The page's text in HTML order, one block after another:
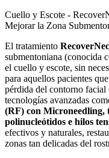
Cuello y Escote -
Mejorar la Zona
El tratamiento
submentoniana (conocida
el cuello y escote, sin
para aquellos pacientes
pérdida del contorno facial
tecnologías avanzadas
(RF) con Microneedling,
polinucleótidos e hilos
efectivos y naturales,
zonas tan delicadas del